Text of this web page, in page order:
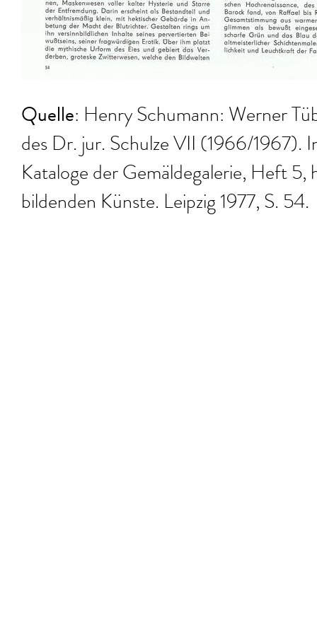
Quelle: Henry Schumann: Werner
des Dr. jur. Schulze VII (1966/1967).
Kataloge der Gemäldegalerie, Heft 5,
bildenden Künste. Leipzig 1977, S. 54.